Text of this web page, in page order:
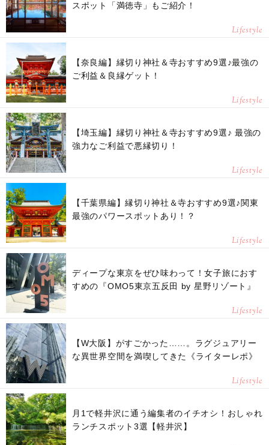
スポット「満徳寺」もご紹介！
Lifestyle
【奈良編】縁切り神社＆寺おすすめ9選♪最強の
ご利益＆良縁ゲット！
Lifestyle
【埼玉編】縁切り神社＆寺おすすめ9選♪ 最強の
強力なご利益で悪縁切り！
Lifestyle
【千葉県編】縁切り神社＆寺おすすめ9選♪関東
最強のパワースポットあり！？
Lifestyle
ディープな東京をぜひ味わって！女子旅におす
すめの『OMO5東京五反田 by 星野リゾート』
Lifestyle
【W大阪】がすごかった……。ラグジュアリー
な異世界空間を満喫してきた《ライターレポ》
Lifestyle
月1で軽井沢に通う編集者のイチオシ！おしゃれ
ランチスポット3選【軽井沢】